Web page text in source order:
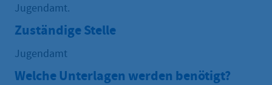
Jugendamt.
Zuständige Stelle
Jugendamt
Welche Unterlagen werden benötigt?